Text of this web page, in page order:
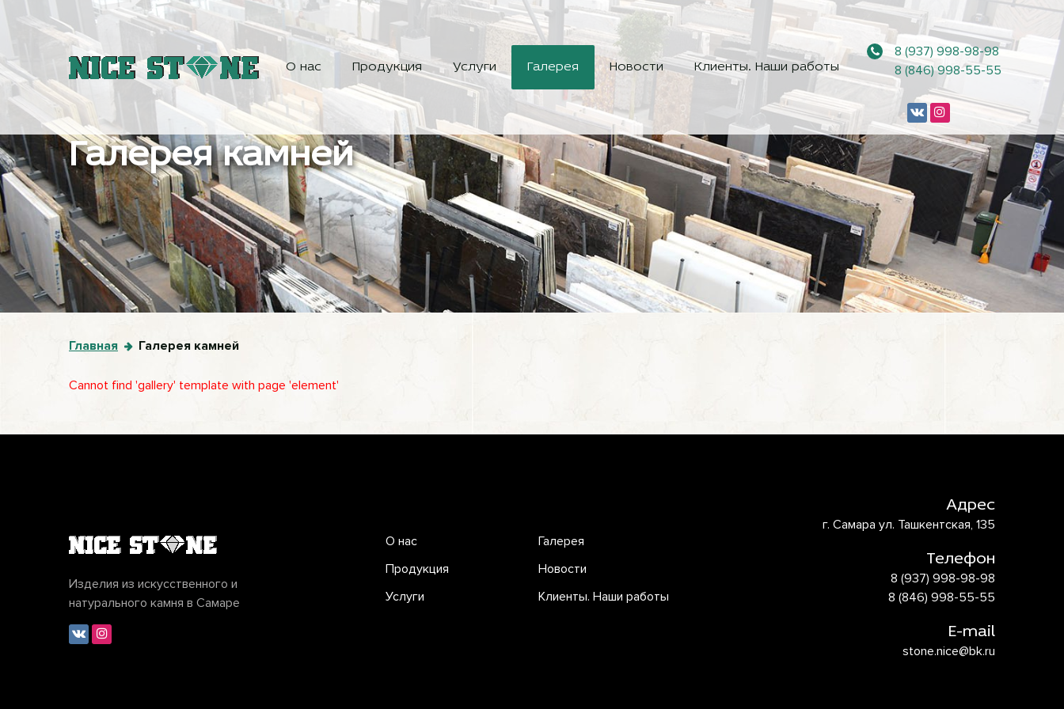
О нас Продукция Услуги Галерея Новости Клиенты. Наши работы
8 (937) 998-98-98
8 (846) 998-55-55
Галерея камней
Главная Галерея камней
Cannot find 'gallery' template with page 'element'
Изделия из искусственного и
натурального камня в Самаре
О нас
Продукция
Услуги
Галерея
Новости
Клиенты. Наши работы
Адрес
г. Самара ул. Ташкентская, 135
Телефон
8 (937) 998-98-98
8 (846) 998-55-55
E-mail
stone.nice@bk.ru